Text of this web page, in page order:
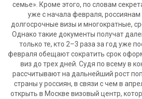
семье». Кроме этого, по словам
уже с начала февраля,
долгосрочные визы и многократные,
Однако такие документы получат
только те, кто 2–3 раза за год уже
февраля обещают сократить срок
виз до трех дней. Судя по всему в
рассчитывают на дальнейший рост
страны у россиян, в связи с чем в
открыть в Москве визовый центр,